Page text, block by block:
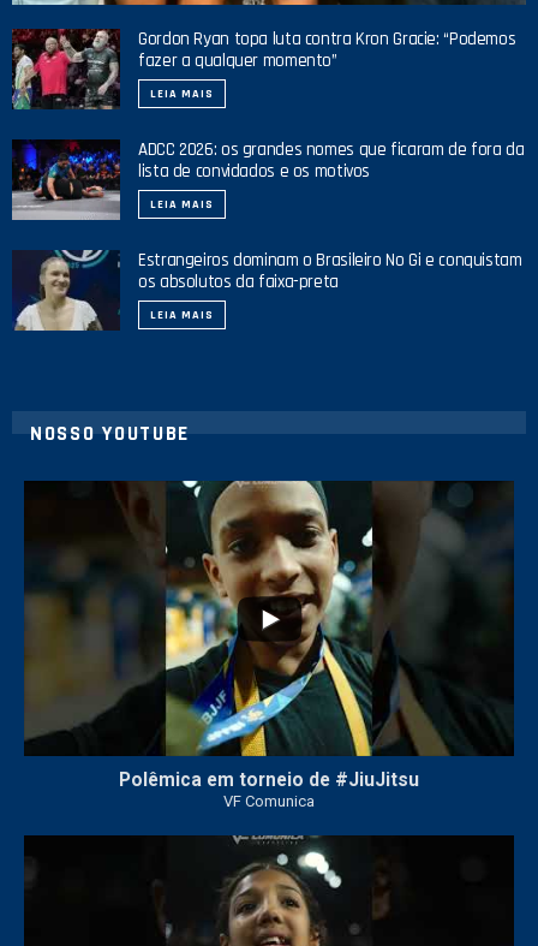
Gordon Ryan topa luta contra Kron Gracie: “Podemos
fazer a qualquer momento”
LEIA MAIS
ADCC 2026: os grandes nomes que ficaram de fora da
lista de convidados e os motivos
LEIA MAIS
Estrangeiros dominam o Brasileiro No Gi e conquistam
os absolutos da faixa-preta
LEIA MAIS
NOSSO YOUTUBE
Polêmica em torneio de #JiuJitsu
VF Comunica